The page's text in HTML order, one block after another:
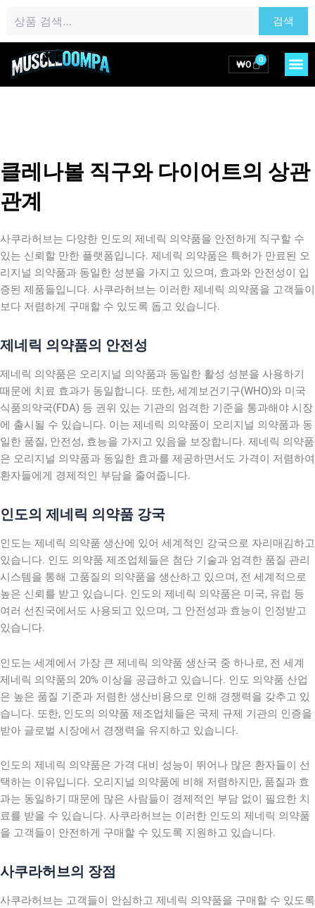
츠
색:
검색
₩0 0
Cart
클레나볼 직구와 다이어트의 상관
관계
사쿠라허브는 다양한 인도의 제네릭 의약품을 안전하게 직구할 수
있는 신뢰할 만한 플랫폼입니다. 제네릭 의약품은 특허가 만료된 오
리지널 의약품과 동일한 성분을 가지고 있으며, 효과와 안전성이 입
증된 제품들입니다. 사쿠라허브는 이러한 제네릭 의약품을 고객들이
보다 저렴하게 구매할 수 있도록 돕고 있습니다.
제네릭 의약품의 안전성
제네릭 의약품은 오리지널 의약품과 동일한 활성 성분을 사용하기
때문에 치료 효과가 동일합니다. 또한, 세계보건기구(WHO)와 미국
식품의약국(FDA) 등 권위 있는 기관의 엄격한 기준을 통과해야 시장
에 출시될 수 있습니다. 이는 제네릭 의약품이 오리지널 의약품과 동
일한 품질, 안전성, 효능을 가지고 있음을 보장합니다. 제네릭 의약품
은 오리지널 의약품과 동일한 효과를 제공하면서도 가격이 저렴하여
환자들에게 경제적인 부담을 줄여줍니다.
인도의 제네릭 의약품 강국
인도는 제네릭 의약품 생산에 있어 세계적인 강국으로 자리매김하고
있습니다. 인도 의약품 제조업체들은 첨단 기술과 엄격한 품질 관리
시스템을 통해 고품질의 의약품을 생산하고 있으며, 전 세계적으로
높은 신뢰를 받고 있습니다. 인도의 제네릭 의약품은 미국, 유럽 등
여러 선진국에서도 사용되고 있으며, 그 안전성과 효능이 인정받고
있습니다.
인도는 세계에서 가장 큰 제네릭 의약품 생산국 중 하나로, 전 세계
제네릭 의약품의 20% 이상을 공급하고 있습니다. 인도 의약품 산업
은 높은 품질 기준과 저렴한 생산비용으로 인해 경쟁력을 갖추고 있
습니다. 또한, 인도의 의약품 제조업체들은 국제 규제 기관의 인증을
받아 글로벌 시장에서 경쟁력을 유지하고 있습니다.
인도의 제네릭 의약품은 가격 대비 성능이 뛰어나 많은 환자들이 선
택하는 이유입니다. 오리지널 의약품에 비해 저렴하지만, 품질과 효
과는 동일하기 때문에 많은 사람들이 경제적인 부담 없이 필요한 치
료를 받을 수 있습니다. 사쿠라허브는 이러한 인도의 제네릭 의약품
을 고객들이 안전하게 구매할 수 있도록 지원하고 있습니다.
사쿠라허브의 장점
사쿠라허브는 고객들이 안심하고 제네릭 의약품을 구매할 수 있도록